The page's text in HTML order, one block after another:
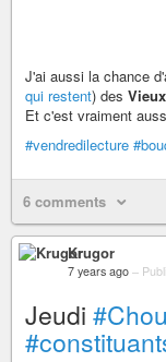
J'ai aussi la chance
qui restent) des
Et c'est vraiment
#vendredilecture
6 comments
Krugor
7 years ago –
Jeudi